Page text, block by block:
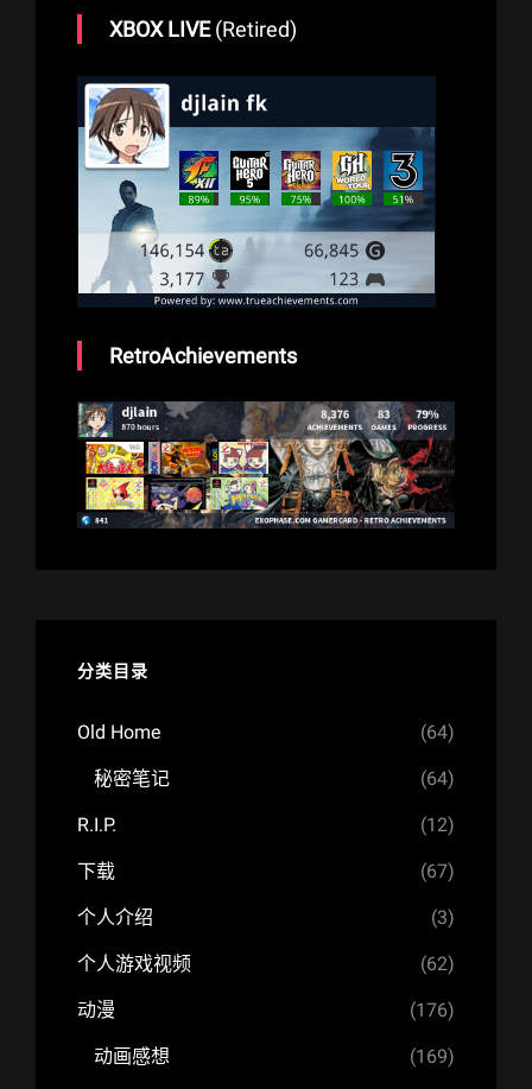
XBOX LIVE(Retired)
RetroAchievements
分类目录
Old Home (64)
秘密笔记 (64)
R.I.P. (12)
下载 (67)
个人介绍 (3)
个人游戏视频 (62)
动漫 (176)
动画感想 (169)